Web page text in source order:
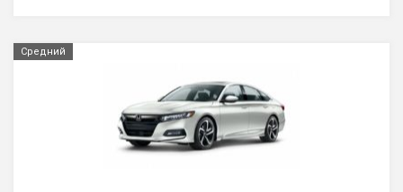
Средний